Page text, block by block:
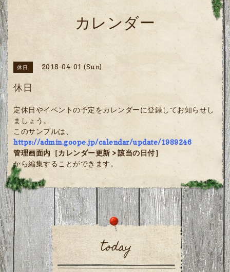
カレンダー
休日 2018-04-01 (Sun)
休日
定休日やイベントの予定をカレンダーに登録してお知らせし
ましょう。
このサンプルは、
https://admin.goope.jp/calendar/update/1989246
管理画面内［カレンダー更新 > 該当の日付］
から編集することができます。
today